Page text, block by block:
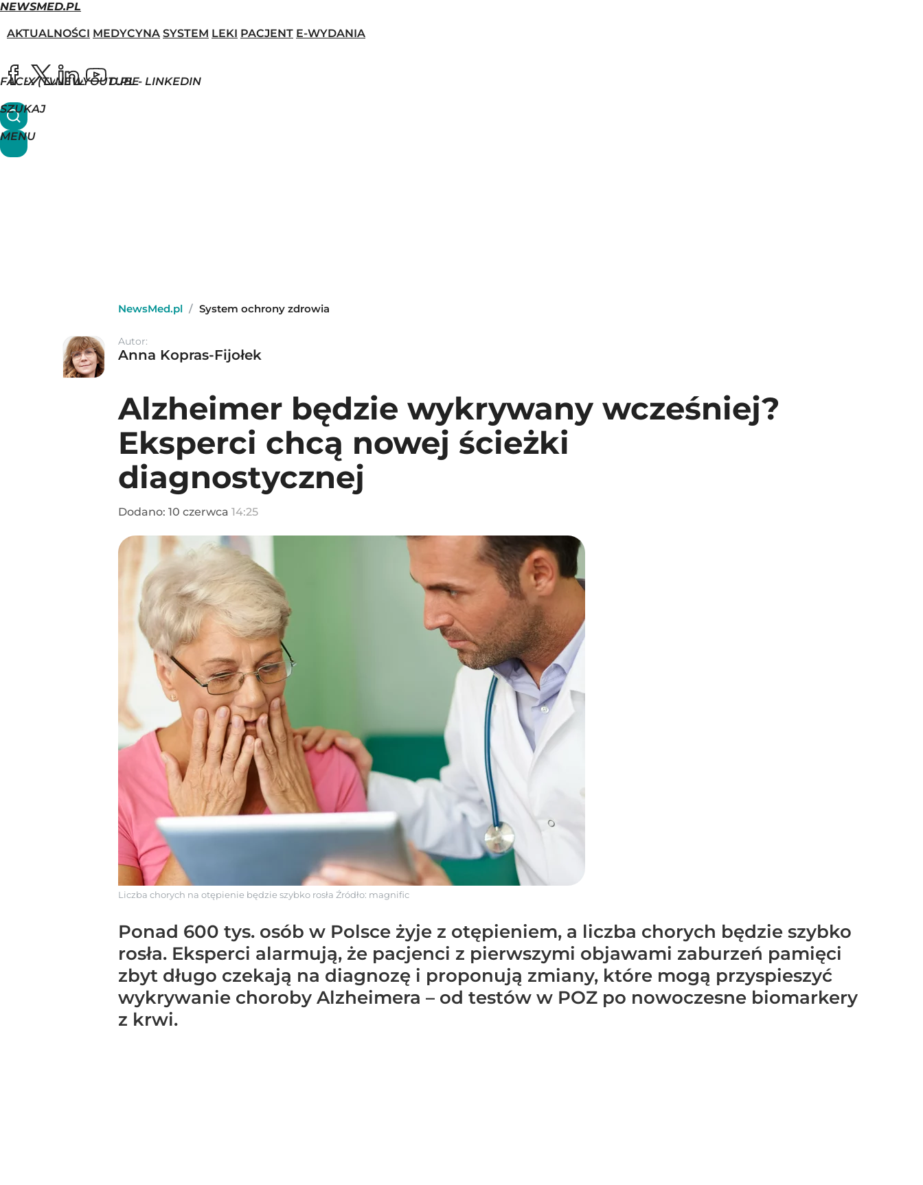
NEWSMED.PL
AKTUALNOŚCI MEDYCYNA SYSTEM LEKI PACJENT E-WYDANIA
FACEBOOK
X (TWITTER)
NEWSMED.PL - LINKEDIN
YOUTUBE
SZUKAJ
MENU
NewsMed.pl / System ochrony zdrowia
Autor:
Anna Kopras-Fijołek
Alzheimer będzie wykrywany wcześniej?
Eksperci chcą nowej ścieżki
diagnostycznej
Dodano: 10 czerwca 14:25
Liczba chorych na otępienie będzie szybko rosła Źródło: magnific
Ponad 600 tys. osób w Polsce żyje z otępieniem, a liczba chorych będzie szybko
rosła. Eksperci alarmują, że pacjenci z pierwszymi objawami zaburzeń pamięci
zbyt długo czekają na diagnozę i proponują zmiany, które mogą przyspieszyć
wykrywanie choroby Alzheimera – od testów w POZ po nowoczesne biomarkery
z krwi.